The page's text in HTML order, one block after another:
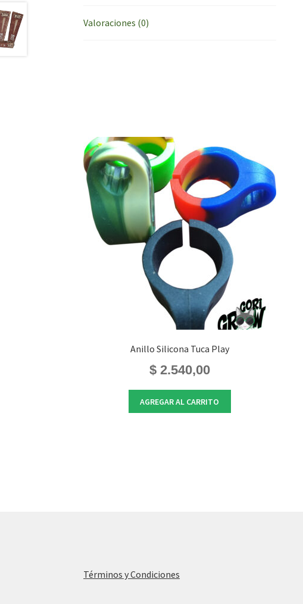
Valoraciones (0)
Anillo Silicona Tuca Play
$2.540,00
AGREGAR AL CARRITO
Términos y Condiciones